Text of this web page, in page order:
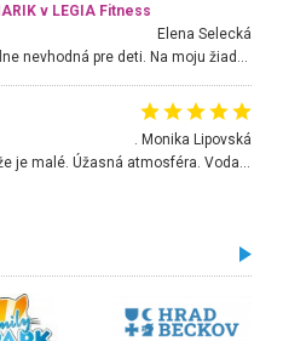
v LEGIA Fitness
Elena Selecká
Kútik výborný, ale hlučná hudba úplne nevhodná pre deti. Na moju žiadosť o aspoň sušenie nereagovali.
. Monika Lipovská
Úžasné prostredie, napriek tomu, že je malé. Úžasná atmosféra. Voda fantastická a nádherná. Ľudí je pomerne veľa, ale su mili a ohľaduplní. Je veľmi zaujímavé sledovať, ako dokážu spolu športovať cudzí ľudia a bez ohľadu na vek. Vládne tu pohoda. Vnuka neviem dostať z vody. Ďakujem za krásny deň . Urcite sa sem vrátim. Jediný problém je s parkovaním, ale aj ten sa mi podarilo vyriešiť. Monika Bratislava